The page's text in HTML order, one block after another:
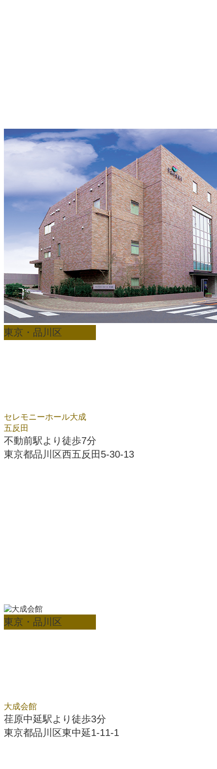
東京・品川区
セレモニーホール大成
五反田
不動前駅より徒歩7分
東京都品川区西五反田5-30-13
東京・品川区
大成会館
荏原中延駅より徒歩3分
東京都品川区東中延1-11-1